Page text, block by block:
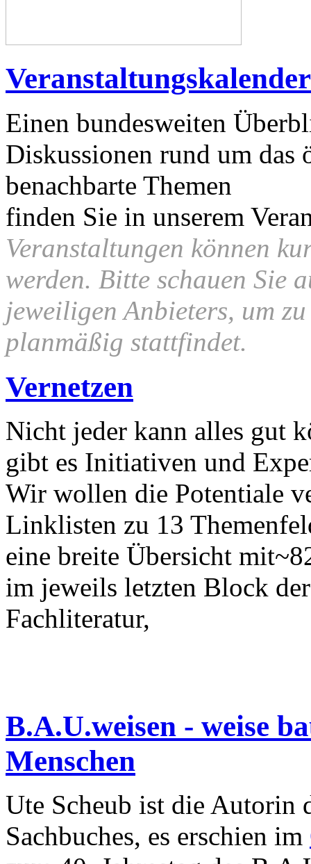
Veranstaltungskalender
Einen bundesweiten
Diskussionen rund um das
benachbarte Themen
finden Sie in unserem
Veranstaltungen können
werden. Bitte schauen Sie
jeweiligen Anbieters, um
planmäßig stattfindet.
Vernetzen
Nicht jeder kann alles gut
gibt es Initiativen und
Wir wollen die Potentiale
Linklisten zu 13
eine breite Übersicht
im jeweils letzten Block
Fachliteratur,
B.A.U.weisen - weise
Menschen
Ute Scheub ist die Autorin
Sachbuches, es erschien im